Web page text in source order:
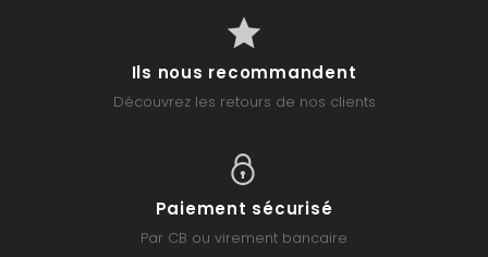
Ils nous recommandent
Découvrez les retours de nos clients
Paiement sécurisé
Par CB ou virement bancaire